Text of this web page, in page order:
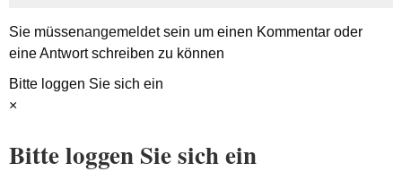
Sie müssenangemeldetsein um einen Kommentar oder
eine Antwort schreiben zu können
Bitte loggen Sie sich ein
×
Bitte loggen Sie sich ein